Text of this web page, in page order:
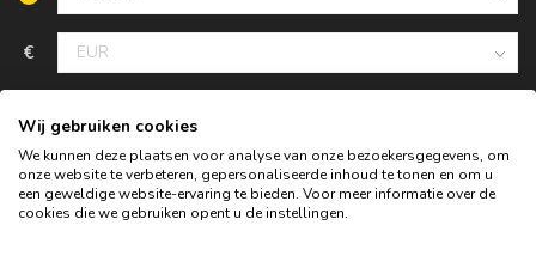
€
Wij gebruiken cookies
We kunnen deze plaatsen voor analyse van onze bezoekersgegevens, om
onze website te verbeteren, gepersonaliseerde inhoud te tonen en om u
een geweldige website-ervaring te bieden. Voor meer informatie over de
cookies die we gebruiken opent u de instellingen.